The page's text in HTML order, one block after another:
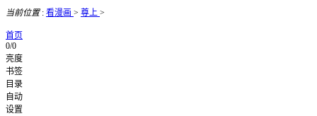
当前位置: 看漫画 > 尊上 >
首页
0/0
亮度
书签
目录
自动
设置